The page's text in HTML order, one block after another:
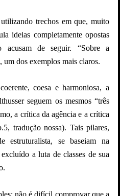
trechos em que, muito
ideias completamente opostas
acusam de seguir. “Sobre a
um dos exemplos mais claros.
coesa e harmoniosa, a
seguem os mesmos “três
a crítica da agência e a crítica
tradução nossa). Tais pilares,
estruturalista, se baseiam na
a luta de classes de sua
não é difícil comprovar que a